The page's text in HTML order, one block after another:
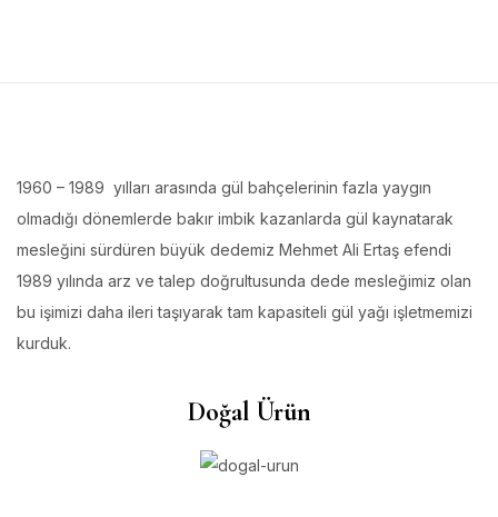
1960 – 1989 yılları arasında gül bahçelerinin fazla yaygın
olmadığı dönemlerde bakır imbik kazanlarda gül kaynatarak
mesleğini sürdüren büyük dedemiz Mehmet Ali Ertaş efendi
1989 yılında arz ve talep doğrultusunda dede mesleğimiz olan
bu işimizi daha ileri taşıyarak tam kapasiteli gül yağı işletmemizi
kurduk.
Doğal Ürün